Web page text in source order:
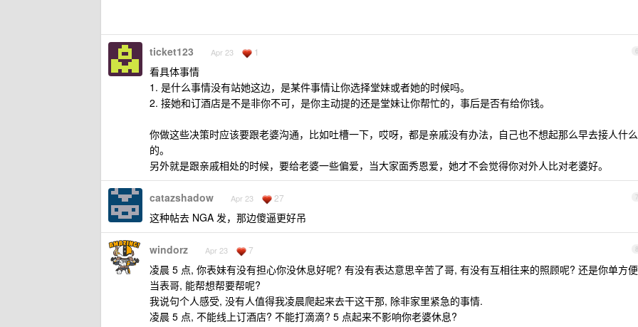
6
ticket123 Apr 23 1
看具体事情
1. 是什么事情没有站她这边，是某件事情让你选择堂妹或者她的时候吗。
2. 接她和订酒店是不是非你不可，是你主动提的还是堂妹让你帮忙的，事后是否有给你钱。
你做这些决策时应该要跟老婆沟通，比如吐槽一下，哎呀，都是亲戚没有办法，自己也不想起那么早去接人什么
的。
另外就是跟亲戚相处的时候，要给老婆一些偏爱，当大家面秀恩爱，她才不会觉得你对外人比对老婆好。
7
catazshadow Apr 23 27
这种帖去 NGA 发，那边傻逼更好吊
8
windorz Apr 23 7
凌晨 5 点, 你表妹有没有担心你没休息好呢? 有没有表达意思辛苦了哥, 有没有互相往来的照顾呢? 还是你单方便
当表哥, 能帮想帮要帮呢?
我说句个人感受, 没有人值得我凌晨爬起来去干这干那, 除非家里紧急的事情.
凌晨 5 点, 不能线上订酒店? 不能打滴滴? 5 点起来不影响你老婆休息?